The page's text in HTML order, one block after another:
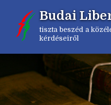
tartalomra
Budai
tiszta beszéd a
kérdéseiről